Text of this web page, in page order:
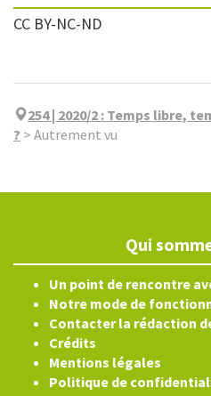
CC BY-NC-ND
254 | 2020/2 : Temps libre,
? > Autrement vu
Qui
Un point de rencontre
Notre mode de
Contacter la rédaction
Crédits
Mentions légales
Politique de